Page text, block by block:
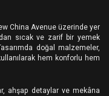
China Avenue üzerinde yer
sıcak ve zarif bir yemek
doğal malzemeler,
hem konforlu hem
ahşap detaylar ve mekâna